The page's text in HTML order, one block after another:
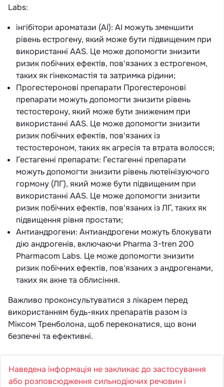
Labs:
інгібітори ароматази (AI): AI можуть зменшити
рівень естрогену, який може бути підвищеним при
використанні AAS. Це може допомогти знизити
ризик побічних ефектів, пов'язаних з естрогеном,
таких як гінекомастія та затримка рідини;
Прогестеронові препарати Прогестеронові
препарати можуть допомогти знизити рівень
тестостерону, який може бути зниженим при
використанні AAS. Це може допомогти знизити
ризик побічних ефектів, пов'язаних із
тестостероном, таких як агресія та втрата волосся;
Гестагенні препарати: Гестагенні препарати
можуть допомогти знизити рівень лютеїнізуючого
гормону (ЛГ), який може бути підвищеним при
використанні AAS. Це може допомогти знизити
ризик побічних ефектів, пов'язаних із ЛГ, таких як
підвищення рівня простати;
Антиандрогени: Антиандрогени можуть блокувати
дію андрогенів, включаючи Pharma 3-tren 200
Pharmacom Labs. Це може допомогти знизити
ризик побічних ефектів, пов'язаних з андрогенами,
таких як акне та облисіння.
Важливо проконсультуватися з лікарем перед
використанням будь-яких препаратів разом із
Міксом Тренболона, щоб переконатися, що вони
безпечні та ефективні.
Наведена інформація не закликає до застосування
або розповсюдження сильнодіючих речовин і